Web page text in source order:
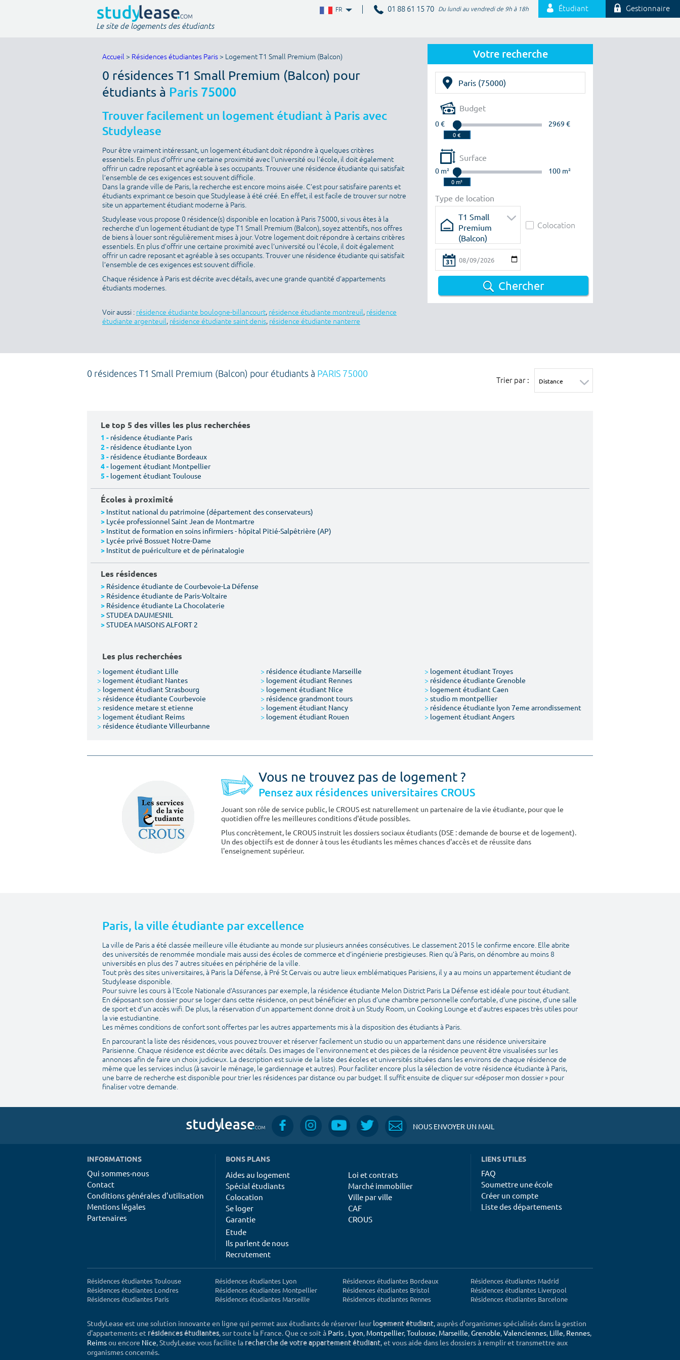
FR 01 88 61 15 70 Du lundi au vendredi de 9h à 18h Étudiant Gestionnaire
Le site de logements des étudiants
Votre recherche
Budget
0 € 2969 €
Surface
0 m² 100 m²
Type de location
T1 Small
Premium
(Balcon)
Colocation
Chercher
Accueil > Résidences étudiantes Paris > Logement T1 Small Premium (Balcon)
0 résidences T1 Small Premium (Balcon) pour
étudiants à Paris 75000
Trouver facilement un logement étudiant à Paris avec
Studylease
Pour être vraiment intéressant, un logement étudiant doit répondre à quelques critères
essentiels. En plus d’offrir une certaine proximité avec l’université ou l’école, il doit également
offrir un cadre reposant et agréable à ses occupants. Trouver une résidence étudiante qui satisfait
l’ensemble de ces exigences est souvent difficile.
Dans la grande ville de Paris, la recherche est encore moins aisée. C’est pour satisfaire parents et
étudiants exprimant ce besoin que Studylease à été créé. En effet, il est facile de trouver sur notre
site un appartement étudiant moderne à Paris.
Studylease vous propose 0 résidence(s) disponible en location à Paris 75000, si vous êtes à la
recherche d’un logement étudiant de type T1 Small Premium (Balcon), soyez attentifs, nos offres
de biens à louer sont régulièrement mises à jour. Votre logement doit répondre à certains critères
essentiels. En plus d’offrir une certaine proximité avec l’université ou l’école, il doit également
offrir un cadre reposant et agréable à ses occupants. Trouver une résidence étudiante qui satisfait
l’ensemble de ces exigences est souvent difficile.
Chaque résidence à Paris est décrite avec détails, avec une grande quantité d’appartements
étudiants modernes.
Voir aussi : résidence étudiante boulogne-billancourt, résidence étudiante montreuil, résidence
étudiante argenteuil, résidence étudiante saint denis, résidence étudiante nanterre
0 résidences T1 Small Premium (Balcon) pour étudiants à PARIS 75000
Trier par :
Le top 5 des villes les plus recherchées
1 - résidence étudiante Paris
2 - résidence étudiante Lyon
3 - résidence étudiante Bordeaux
4 - logement étudiant Montpellier
5 - logement étudiant Toulouse
Écoles à proximité
> Institut national du patrimoine (département des conservateurs)
> Lycée professionnel Saint Jean de Montmartre
> Institut de formation en soins infirmiers - hôpital Pitié-Salpêtrière (AP)
> Lycée privé Bossuet Notre-Dame
> Institut de puériculture et de périnatalogie
Les résidences
> Résidence étudiante de Courbevoie-La Défense
> Résidence étudiante de Paris-Voltaire
> Résidence étudiante La Chocolaterie
>STUDEA DAUMESNIL
>STUDEA MAISONS ALFORT 2
Les plus recherchées
> logement étudiant Lille > résidence étudiante Marseille > logement étudiant Troyes
> logement étudiant Nantes > logement étudiant Rennes > résidence étudiante Grenoble
> logement étudiant Strasbourg > logement étudiant Nice > logement étudiant Caen
> résidence étudiante Courbevoie > résidence grandmont tours > studio m montpellier
> residence metare st etienne > logement étudiant Nancy > résidence étudiante lyon 7eme arrondissement
> logement étudiant Reims > logement étudiant Rouen > logement étudiant Angers
> résidence étudiante Villeurbanne
Vous ne trouvez pas de logement ?
Pensez aux résidences universitaires CROUS
Jouant son rôle de service public, le CROUS est naturellement un partenaire de la vie étudiante, pour que le
quotidien offre les meilleures conditions d'étude possibles.
Plus concrètement, le CROUS instruit les dossiers sociaux étudiants (DSE : demande de bourse et de logement).
Un des objectifs est de donner à tous les étudiants les mêmes chances d'accès et de réussite dans
l'enseignement supérieur.
Paris, la ville étudiante par excellence
La ville de Paris a été classée meilleure ville étudiante au monde sur plusieurs années consécutives. Le classement 2015 le confirme encore. Elle abrite
des universités de renommée mondiale mais aussi des écoles de commerce et d’ingénierie prestigieuses. Rien qu’à Paris, on dénombre au moins 8
universités en plus des 7 autres situées en périphérie de la ville.
Tout près des sites universitaires, à Paris la Défense, à Pré St Gervais ou autre lieux emblématiques Parisiens, il y a au moins un appartement étudiant de
Studylease disponible.
Pour suivre les cours à l’Ecole Nationale d’Assurances par exemple, la résidence étudiante Melon District Paris La Défense est idéale pour tout étudiant.
En déposant son dossier pour se loger dans cette résidence, on peut bénéficier en plus d’une chambre personnelle confortable, d’une piscine, d’une salle
de sport et d’un accès wifi. De plus, la réservation d’un appartement donne droit à un Study Room, un Cooking Lounge et d’autres espaces très utiles pour
la vie estudiantine.
Les mêmes conditions de confort sont offertes par les autres appartements mis à la disposition des étudiants à Paris.
En parcourant la liste des résidences, vous pouvez trouver et réserver facilement un studio ou un appartement dans une résidence universitaire
Parisienne. Chaque résidence est décrite avec détails. Des images de l’environnement et des pièces de la résidence peuvent être visualisées sur les
annonces afin de faire un choix judicieux. La description est suivie de la liste des écoles et universités situées dans les environs de chaque résidence de
même que les services inclus (à savoir le ménage, le gardiennage et autres). Pour faciliter encore plus la sélection de votre résidence étudiante à Paris,
une barre de recherche est disponible pour trier les résidences par distance ou par budget. Il suffit ensuite de cliquer sur «déposer mon dossier » pour
finaliser votre demande.
NOUS ENVOYER UN MAIL
INFORMATIONS
Qui sommes-nous
Contact
Conditions générales d'utilisation
Mentions légales
Partenaires
BONS PLANS
Aides au logement
Spécial étudiants
Colocation
Se loger
Garantie
Loi et contrats
Marché immobilier
Ville par ville
CAF
CROUS
Etude
Ils parlent de nous
Recrutement
LIENS UTILES
FAQ
Soumettre une école
Créer un compte
Liste des départements
Résidences étudiantes Toulouse
Résidences étudiantes Londres
Résidences étudiantes Paris
Résidences étudiantes Lyon
Résidences étudiantes Montpellier
Résidences étudiantes Marseille
Résidences étudiantes Bordeaux
Résidences étudiantes Bristol
Résidences étudiantes Rennes
Résidences étudiantes Madrid
Résidences étudiantes Liverpool
Résidences étudiantes Barcelone
StudyLease est une solution innovante en ligne qui permet aux étudiants de réserver leurlogement étudiant, auprès d'organismes spécialisés dans la gestion
d'appartements et résidences étudiantes, sur toute la France. Que ce soit à Paris , Lyon, Montpellier,Toulouse, Marseille,Grenoble,Valenciennes, Lille, Rennes,
Reimsou encore Nice, StudyLease vous facilite la recherche de votre appartement étudiant, et vous aide dans les dossiers à remplir et transmettre aux
organismes concernés.